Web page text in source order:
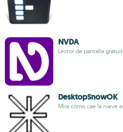
NVDA
Lector de pantalla
DesktopSnowOK
Mira cómo cae la nieve